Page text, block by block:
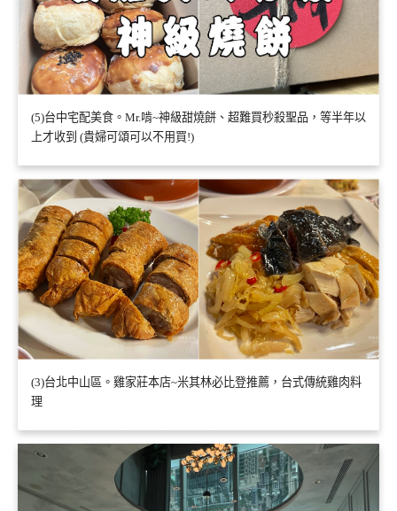
(5)台中宅配美食。Mr.啃~神級甜燒餅、超難買秒殺聖品，等半年以
上才收到 (貴婦可頌可以不用買!)
(3)台北中山區。雞家莊本店~米其林必比登推薦，台式傳統雞肉料
理